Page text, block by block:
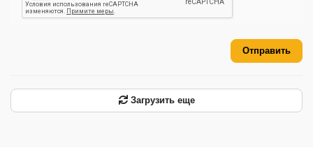
Отправить
Загрузить еще